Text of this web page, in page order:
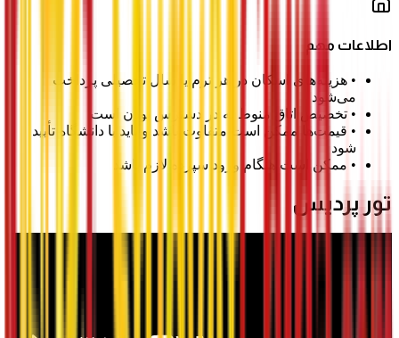
اطلاعات مهم
• هزینه‌های اسکان در هر ترم یا سال تحصیلی پرداخت
می‌شود
• تخصیص اتاق منوط به در دسترس بودن است
• قیمت‌ها ممکن است متفاوت باشد و باید با دانشگاه تأیید
شود
• ممکن است هنگام ورود سپرده لازم باشد
تور پردیس